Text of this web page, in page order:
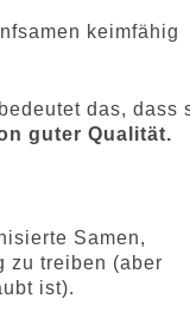
keimfähig
das, dass
guter Qualität.
Samen,
zu treiben (aber
ist).